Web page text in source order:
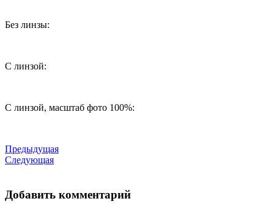
Без линзы:
С линзой:
С линзой, масштаб фото 100%:
Предыдущая
Следующая
Добавить комментарий